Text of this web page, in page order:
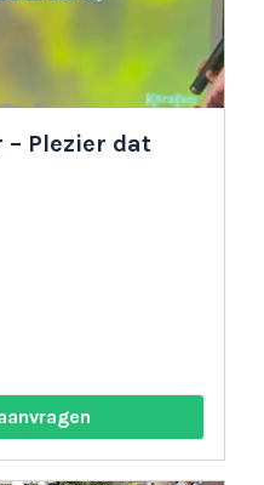
Plezier dat